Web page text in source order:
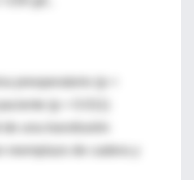
preoperatorio (p =
reemplazo de cadera y